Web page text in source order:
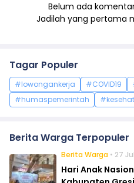
Belum ada
Jadilah yang pertama
Tagar Populer
#lowongankerja #COVID19
#humaspemerintah
Berita Warga Terpopuler
Berita Warga • 27
Hari Anak